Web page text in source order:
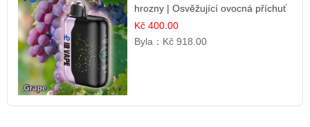
hrozny | Osvěžující ovocná příchuť
Kč 400.00
Byla： Kč 918.00